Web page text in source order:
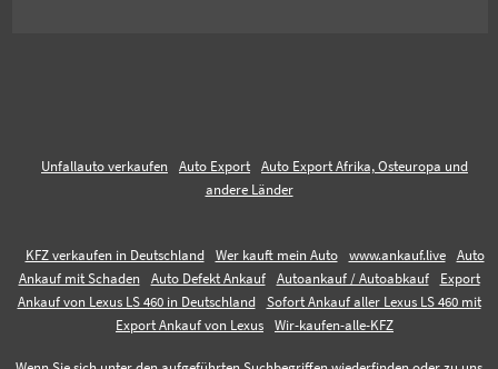
Unfallauto verkaufen Auto Export
Auto Export Afrika, Osteuropa und
andere Länder
KFZ verkaufen in Deutschland Wer kauft mein Auto www.ankauf.live
Auto
Ankauf mit Schaden
Auto Defekt Ankauf Autoankauf / Autoabkauf
Export
Ankauf von Lexus LS 460 in Deutschland
Sofort Ankauf aller Lexus LS 460 mit
Export Ankauf von Lexus
Wir-kaufen-alle-KFZ